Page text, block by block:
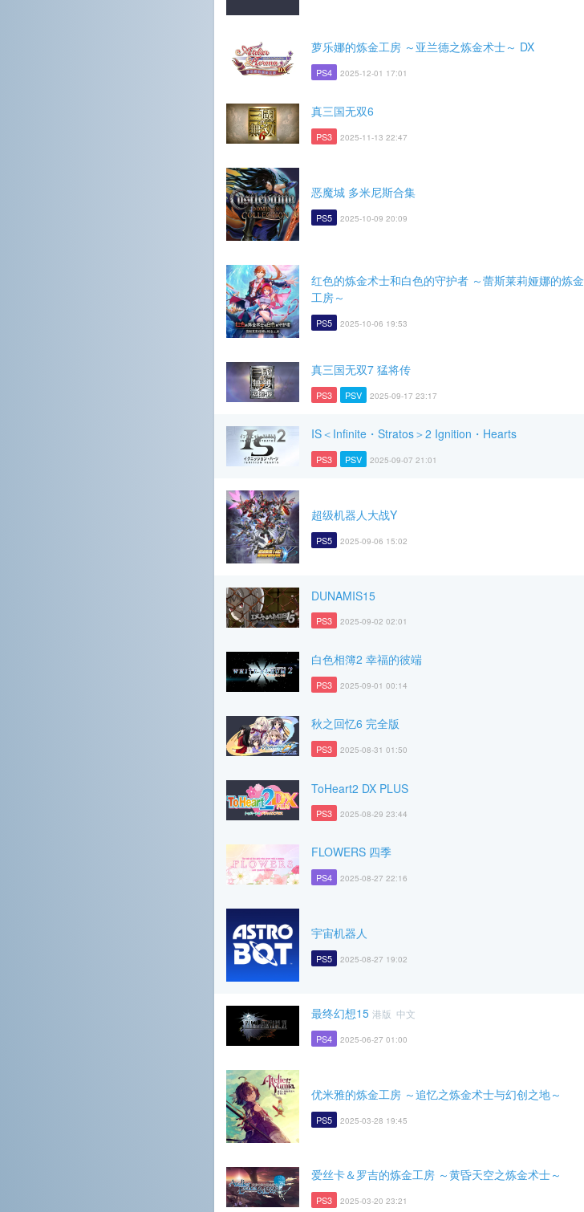
萝乐娜的炼金工房 ～亚兰德之炼金术士～ DX
PS4 2025-12-01 17:01
真三国无双6
PS3 2025-11-13 22:47
恶魔城 多米尼斯合集
PS5 2025-10-09 20:09
红色的炼金术士和白色的守护者 ～蕾斯莱莉娅娜的炼金
工房～
PS5 2025-10-06 19:53
真三国无双7 猛将传
PS3 PSV 2025-09-17 23:17
IS＜Infinite・Stratos＞2 Ignition・Hearts
PS3 PSV 2025-09-07 21:01
超级机器人大战Y
PS5 2025-09-06 15:02
DUNAMIS15
PS3 2025-09-02 02:01
白色相簿2 幸福的彼端
PS3 2025-09-01 00:14
秋之回忆6 完全版
PS3 2025-08-31 01:50
ToHeart2 DX PLUS
PS3 2025-08-29 23:44
FLOWERS 四季
PS4 2025-08-27 22:16
宇宙机器人
PS5 2025-08-27 19:02
最终幻想15 港版 中文
PS4 2025-06-27 01:00
优米雅的炼金工房 ～追忆之炼金术士与幻创之地～
PS5 2025-03-28 19:45
爱丝卡＆罗吉的炼金工房 ～黄昏天空之炼金术士～
PS3 2025-03-20 23:21